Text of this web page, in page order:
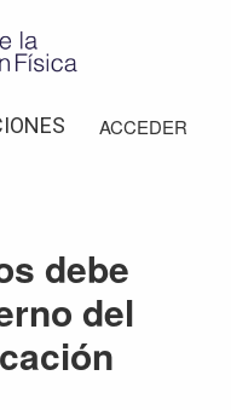
ACCEDER
debe
del